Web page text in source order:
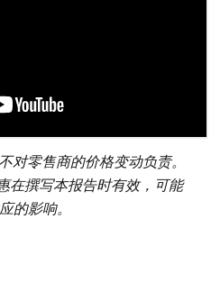
对零售商的价格变动负责。
在撰写本报告时有效，可能
的影响。